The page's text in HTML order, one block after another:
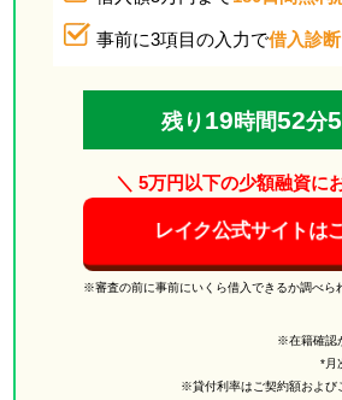
事前に3項目の入力で借入診断
残り 19時間52分
＼ 5万円以下の少額融資に
レイク公式サイトは
※審査の前に事前にいくら借入できるか調べら
※在籍確認
*月
※貸付利率はご契約額および